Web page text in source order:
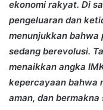
ekonomi rakyat. Di
pengeluaran dan
menunjukkan
sedang berevolusi.
menaikkan angka
kepercayaan bahwa
aman, dan bermakna